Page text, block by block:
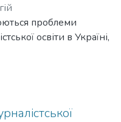
проблеми
освіти в Україні,
пропонуються шляхи
боку,
усієї